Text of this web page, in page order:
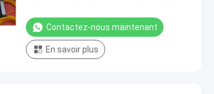
Contactez-nous maintenant
En savoir plus